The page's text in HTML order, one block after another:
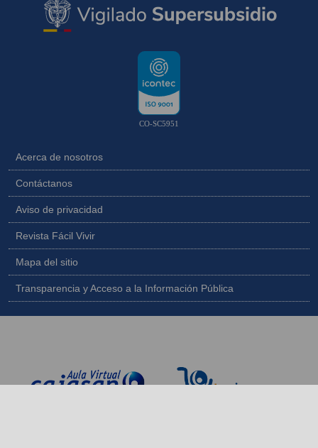
CO-SC5951
Acerca de nosotros
Contáctanos
Aviso de privacidad
Revista Fácil Vivir
Mapa del sitio
Transparencia y Acceso a la Información Pública